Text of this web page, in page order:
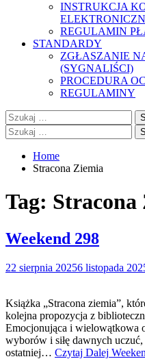
INSTRUKCJA
REGULAMIN
STANDARDY
ZGŁASZANIE
(SYGNALIŚCI)
PROCEDURA
REGULAMINY
Szukaj:
Szukaj:
Home
Stracona Ziemia
Tag: Stracona
Weekend 298
22 sierpnia 20256 listopada
Książka „Stracona ziemia”,
kolejna propozycja z
Emocjonująca i wielowątkowa
wyborów i siłę dawnych
ostatniej… Czytaj Dalej